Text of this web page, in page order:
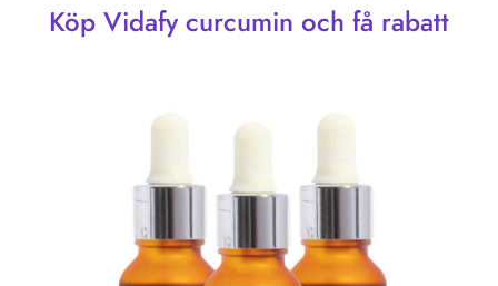
Köp Vidafy curcumin och få rabatt